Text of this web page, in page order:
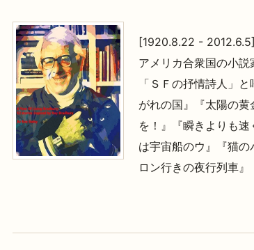
[1920.8.22 - 2012.6.5]
アメリカ合衆国の小
「ＳＦの抒情詩人」
がれの国』『太陽の
を！』『瞬きよりも
は宇宙船のウ』『猫
ロン行きの夜行列車』